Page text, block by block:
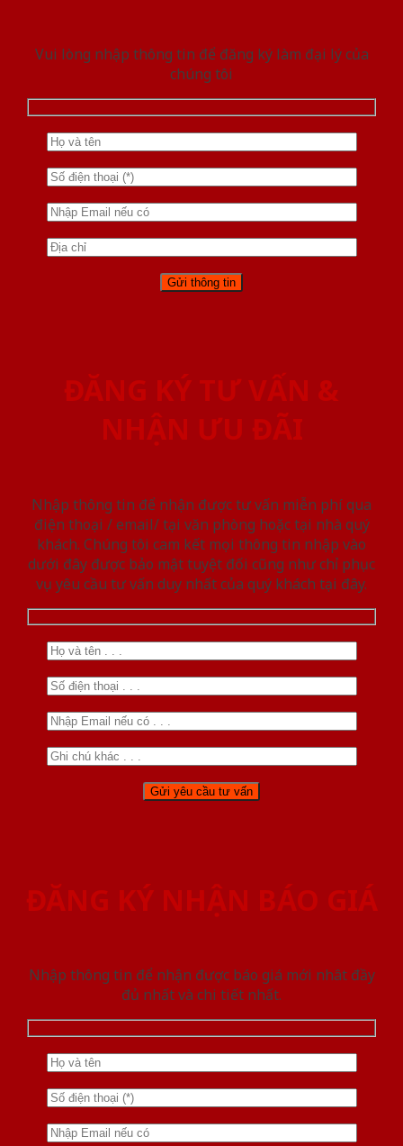
Vui lòng nhập thông tin để đăng ký làm đại lý của
chúng tôi
ĐĂNG KÝ TƯ VẤN &
NHẬN ƯU ĐÃI
Nhập thông tin để nhận được tư vấn miễn phí qua
điện thoại / email/ tại văn phòng hoặc tại nhà quý
khách. Chúng tôi cam kết mọi thông tin nhập vào
dưới đây được bảo mật tuyệt đối cũng như chỉ phục
vụ yêu cầu tư vấn duy nhất của quý khách tại đây.
ĐĂNG KÝ NHẬN BÁO GIÁ
Nhập thông tin để nhận được báo giá mới nhât đầy
đủ nhất và chi tiết nhất.